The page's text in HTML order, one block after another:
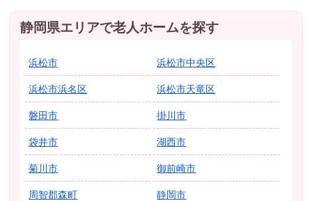
静岡県エリアで老人ホームを探す
浜松市 浜松市中央区
浜松市浜名区 浜松市天竜区
磐田市 掛川市
袋井市 湖西市
菊川市 御前崎市
周智郡森町 静岡市